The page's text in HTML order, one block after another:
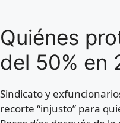
Quiénes
del 50% en
Sindicato y
recorte “injusto” para